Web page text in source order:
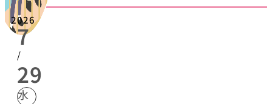
2026
7
/
29
水